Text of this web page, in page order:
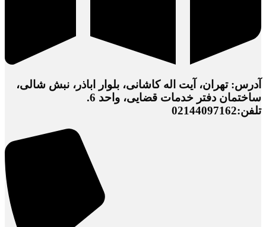
آدرس: تهران، آیت اله کاشانی، بلوار اباذر، نبش شالی،
ساختمان دفتر خدمات قضایی، واحد 6.
تلفن:02144097162